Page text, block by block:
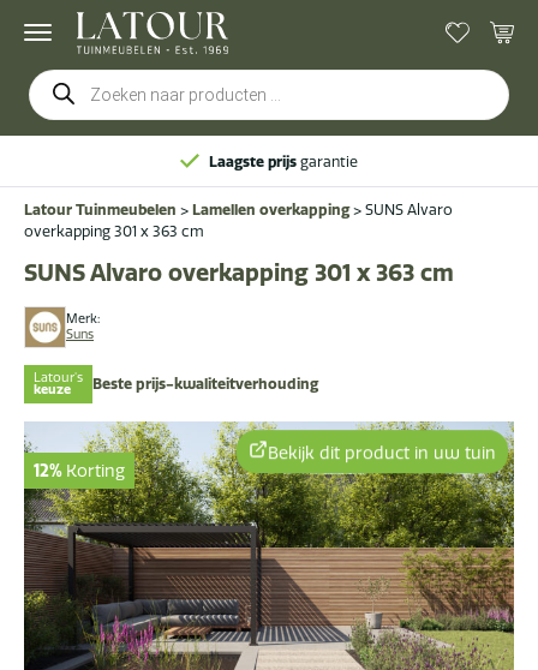
Producten
zoeken
Laagste prijs garantie
Latour Tuinmeubelen > Lamellen overkapping> SUNS Alvaro
overkapping 301 x 363 cm
Merk:
Suns
SUNS Alvaro overkapping 301 x 363 cm
Latour's
keuze Beste prijs-kwaliteitverhouding
12% Korting
Bekijk dit product in uw tuin